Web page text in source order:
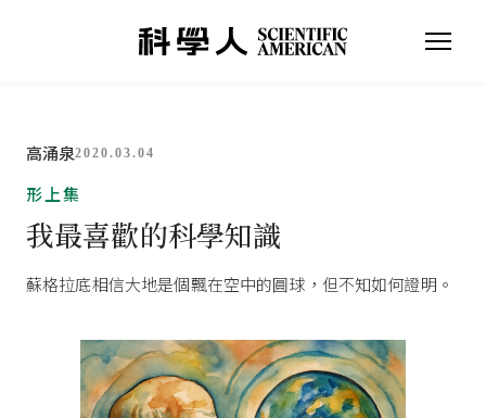
高涌泉2020.03.04
形上集
我最喜歡的科學知識
蘇格拉底相信大地是個飄在空中的圓球，但不知如何證明。